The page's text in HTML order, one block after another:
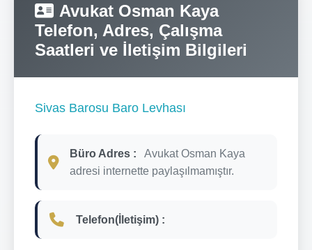
Avukat Osman Kaya
Telefon, Adres, Çalışma
Saatleri ve İletişim Bilgileri
Sivas Barosu Baro Levhası
Büro Adres :
Avukat Osman Kaya
adresi internette paylaşılmamıştır.
Telefon(İletişim) :